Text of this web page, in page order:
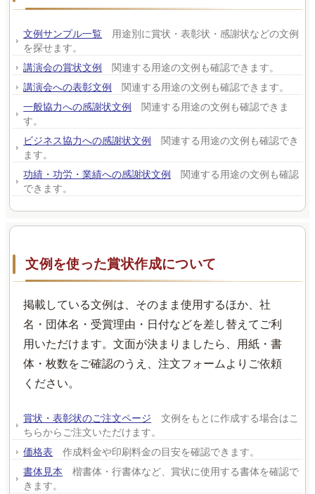
文例サンプル一覧 用途別に賞状・表彰状・感謝状などの文例
を探せます。
講演会の賞状文例 関連する用途の文例も確認できます。
講演会への表彰文例 関連する用途の文例も確認できます。
一般協力への感謝状文例 関連する用途の文例も確認できま
す。
ビジネス協力への感謝状文例 関連する用途の文例も確認でき
ます。
功績・功労・業績への感謝状文例 関連する用途の文例も確認
できます。
文例を使った賞状作成について
掲載している文例は、そのまま使用するほか、社
名・団体名・受賞理由・日付などを差し替えてご利
用いただけます。文面が決まりましたら、用紙・書
体・枚数をご確認のうえ、注文フォームよりご依頼
ください。
賞状・表彰状のご注文ページ 文例をもとに作成する場合はこ
ちらからご注文いただけます。
価格表 作成料金や印刷料金の目安を確認できます。
書体見本 楷書体・行書体など、賞状に使用する書体を確認で
きます。